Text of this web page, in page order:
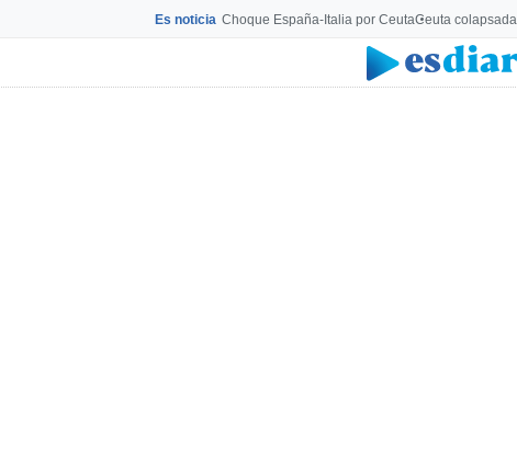
Es noticia Choque España-Italia por CeutaCeuta colapsada